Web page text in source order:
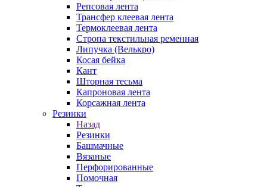
Репсовая лента
Трансфер клеевая лента
Термоклеевая лента
Стропа текстильная ременная
Липучка (Велькро)
Косая бейка
Кант
Шторная тесьма
Капроновая лента
Корсажная лента
Резинки
Назад
Резинки
Башмачные
Вязаные
Перфорированные
Помочная